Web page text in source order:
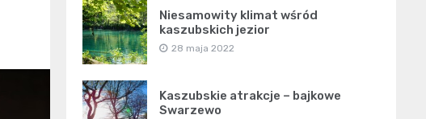
Niesamowity klimat wśród
kaszubskich jezior
28 maja 2022
Kaszubskie atrakcje – bajkowe
Swarzewo